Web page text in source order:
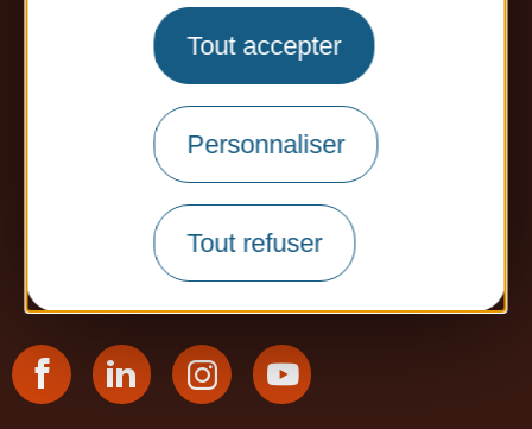
Tout accepter
Personnaliser
Tout refuser
Communauté de Communes
de la Lomagne Tarn-et-Garonnaise
413 rue Esparsac
82500 Beaumont-de-Lomagne
Tél. : 05 63 65 34 26
Contactez-nous